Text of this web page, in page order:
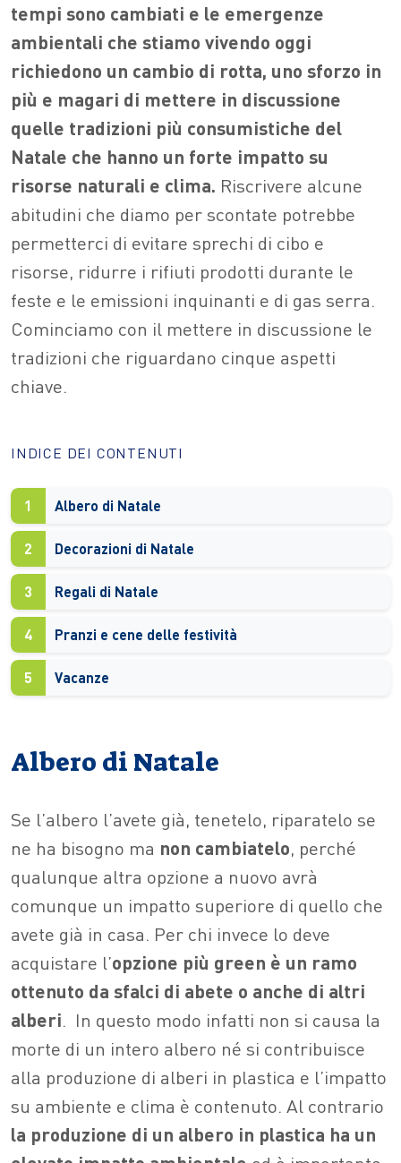
tempi sono cambiati e le emergenze
ambientali che stiamo vivendo oggi
richiedono un cambio di rotta, uno sforzo in
più e magari di mettere in discussione
quelle tradizioni più consumistiche del
Natale che hanno un forte impatto su
risorse naturali e clima. Riscrivere alcune
abitudini che diamo per scontate potrebbe
permetterci di evitare sprechi di cibo e
risorse, ridurre i rifiuti prodotti durante le
feste e le emissioni inquinanti e di gas serra.
Cominciamo con il mettere in discussione le
tradizioni che riguardano cinque aspetti
chiave.
INDICE DEI CONTENUTI
1 Albero di Natale
2 Decorazioni di Natale
3 Regali di Natale
4 Pranzi e cene delle festività
5 Vacanze
Albero di Natale
Se l’albero l’avete già, tenetelo, riparatelo se
ne ha bisogno ma non cambiatelo, perché
qualunque altra opzione a nuovo avrà
comunque un impatto superiore di quello che
avete già in casa. Per chi invece lo deve
acquistare l’opzione più green è un ramo
ottenuto da sfalci di abete o anche di altri
alberi. In questo modo infatti non si causa la
morte di un intero albero né si contribuisce
alla produzione di alberi in plastica e l’impatto
su ambiente e clima è contenuto. Al contrario
la produzione di un albero in plastica ha un